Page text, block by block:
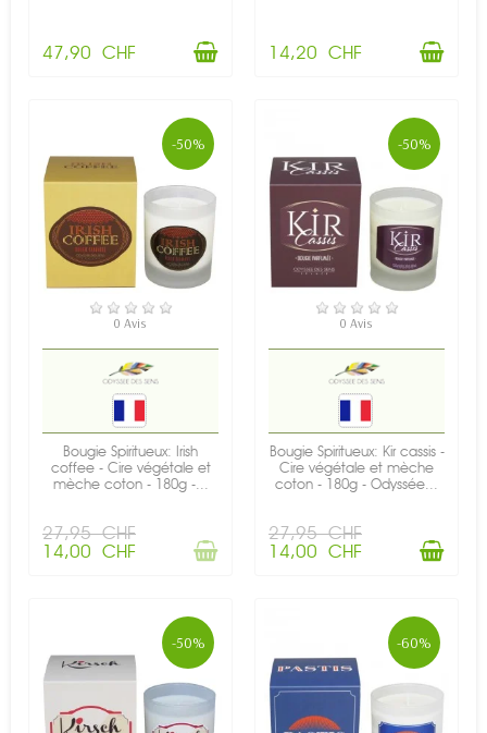
47,90 CHF 14,20 CHF
-50%
RUPTURE DE STOCK
0 Avis
Bougie Spiritueux: Irish
coffee - Cire végétale et
mèche coton - 180g -...
27,95 CHF
14,00 CHF
-50%
EN STOCK
0 Avis
Bougie Spiritueux: Kir cassis -
Cire végétale et mèche
coton - 180g - Odyssée...
27,95 CHF
14,00 CHF
-50% -60%